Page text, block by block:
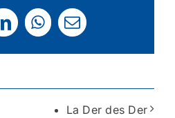
LinkedInWhatsApp
Email
La Der des Der